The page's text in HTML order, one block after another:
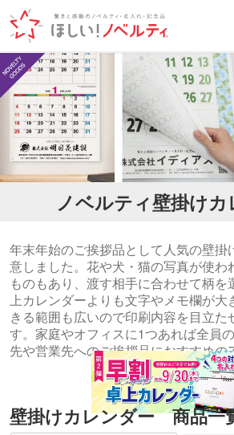
TOP 名入れカレンダー 壁掛けカレンダー
ノベルティ壁掛け
年末年始のご挨拶品として人気の壁掛
意しました。花や犬・猫の写真が使わ
ものもあり、渡す相手に合わせて柄を
上カレンダーよりも文字やメモ欄が
きる範囲も広いので印刷内容を目立た
す。家庭やオフィスに1つあれば全員
先や営業先へのご挨拶品におすすめの
壁掛けカレンダー 商品一